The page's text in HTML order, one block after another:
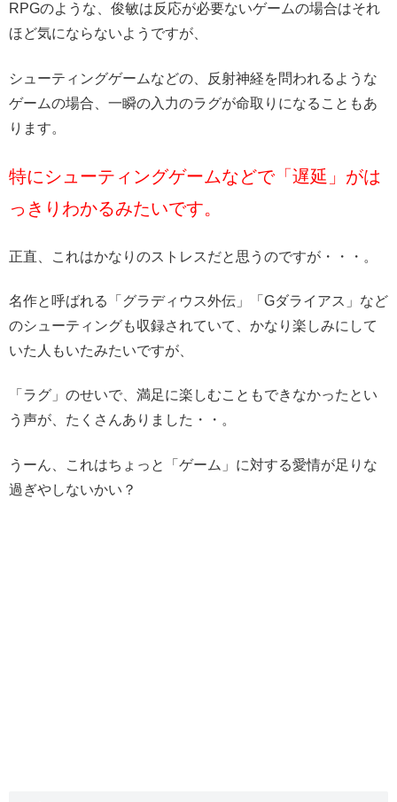
RPGのような、俊敏は反応が必要ないゲームの場合はそれ
ほど気にならないようですが、
シューティングゲームなどの、反射神経を問われるような
ゲームの場合、一瞬の入力のラグが命取りになることもあ
ります。
特にシューティングゲームなどで「遅延」がは
っきりわかるみたいです。
正直、これはかなりのストレスだと思うのですが・・・。
名作と呼ばれる「グラディウス外伝」「Gダライアス」など
のシューティングも収録されていて、かなり楽しみにして
いた人もいたみたいですが、
「ラグ」のせいで、満足に楽しむこともできなかったとい
う声が、たくさんありました・・。
うーん、これはちょっと「ゲーム」に対する愛情が足りな
過ぎやしないかい？